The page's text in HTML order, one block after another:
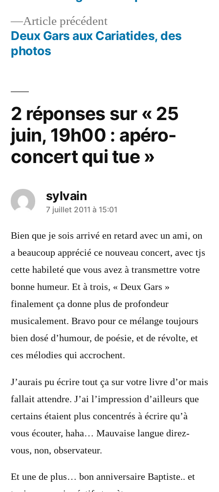
Navigation
de
l’article
Article précédentArticle
précédent :
Deux Gars aux Cariatides, des
photos
2 réponses sur « 25
juin, 19h00 : apéro-
concert qui tue »
sylvain
a
dit :
7 juillet 2011 à 15:01
Bien que je sois arrivé en retard avec un ami, on
a beaucoup apprécié ce nouveau concert, avec tjs
cette habileté que vous avez à transmettre votre
bonne humeur. Et à trois, « Deux Gars »
finalement ça donne plus de profondeur
musicalement. Bravo pour ce mélange toujours
bien dosé d’humour, de poésie, et de révolte, et
ces mélodies qui accrochent.
J’aurais pu écrire tout ça sur votre livre d’or mais
fallait attendre. J’ai l’impression d’ailleurs que
certains étaient plus concentrés à écrire qu’à
vous écouter, haha… Mauvaise langue direz-
vous, non, observateur.
Et une de plus… bon anniversaire Baptiste.. et